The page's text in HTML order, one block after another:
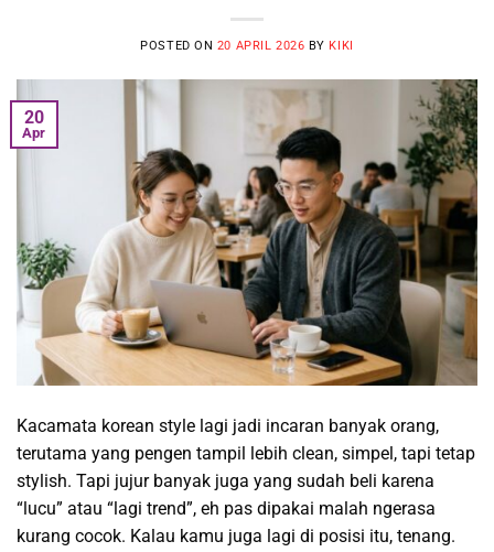
POSTED ON 20 APRIL 2026 BY KIKI
20
Apr
Kacamata korean style lagi jadi incaran banyak orang,
terutama yang pengen tampil lebih clean, simpel, tapi tetap
stylish. Tapi jujur banyak juga yang sudah beli karena
“lucu” atau “lagi trend”, eh pas dipakai malah ngerasa
kurang cocok. Kalau kamu juga lagi di posisi itu, tenang.